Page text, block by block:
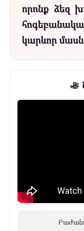
որոնք ձեզ
կարևոր մասն